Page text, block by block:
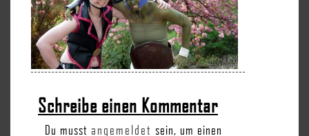
Schreibe einen Kommentar
Du musst angemeldet sein, um einen